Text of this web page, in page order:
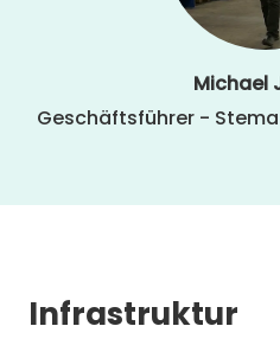
Michael
Geschäftsführer -
Infrastruktur